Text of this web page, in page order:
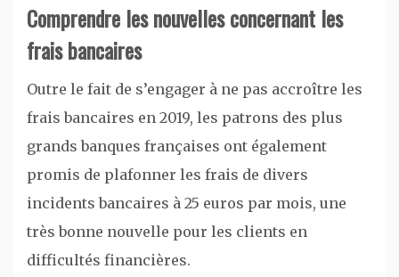
Comprendre les nouvelles concernant les
frais bancaires
Outre le fait de s’engager à ne pas accroître les
frais bancaires en 2019, les patrons des plus
grands banques françaises ont également
promis de plafonner les frais de divers
incidents bancaires à 25 euros par mois, une
très bonne nouvelle pour les clients en
difficultés financières.